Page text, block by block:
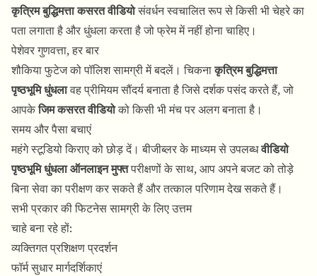
कृत्रिम बुद्धिमत्ता कसरत वीडियोसंवर्धन स्वचालित रूप से किसी भी चेहरे का
पता लगाता है और धुंधला करता है जो फ्रेम में नहीं होना चाहिए।
पेशेवर गुणवत्ता, हर बार
शौकिया फुटेज को पॉलिश सामग्री में बदलें। चिकनाकृत्रिम बुद्धिमत्ता
पृष्ठभूमि धुंधलावह प्रीमियम सौंदर्य बनाता है जिसे दर्शक पसंद करते हैं, जो
आपकेजिम कसरत वीडियोको किसी भी मंच पर अलग बनाता है।
समय और पैसा बचाएं
महंगे स्टूडियो किराए को छोड़ दें। बीजीब्लर के माध्यम से उपलब्धवीडियो
पृष्ठभूमि धुंधला ऑनलाइन मुफ्तपरीक्षणों के साथ, आप अपने बजट को तोड़े
बिना सेवा का परीक्षण कर सकते हैं और तत्काल परिणाम देख सकते हैं।
सभी प्रकार की फिटनेस सामग्री के लिए उत्तम
चाहे बना रहे हों:
व्यक्तिगत प्रशिक्षण प्रदर्शन
फॉर्म सुधार मार्गदर्शिकाएं